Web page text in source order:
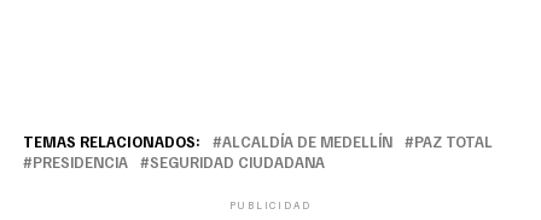
TEMAS RELACIONADOS: ALCALDÍA DE MEDELLÍN
PAZ TOTAL
PRESIDENCIA
SEGURIDAD CIUDADANA
PUBLICIDAD